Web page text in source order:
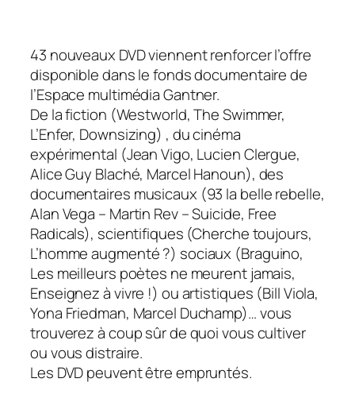
43 nouveaux DVD viennent renforcer l’offre
disponible dans le fonds documentaire de
l’Espace multimédia Gantner.
De la fiction (Westworld, The Swimmer,
L’Enfer, Downsizing) , du cinéma
expérimental (Jean Vigo, Lucien Clergue,
Alice Guy Blaché, Marcel Hanoun), des
documentaires musicaux (93 la belle rebelle,
Alan Vega – Martin Rev – Suicide, Free
Radicals), scientifiques (Cherche toujours,
L’homme augmenté ?) sociaux (Braguino,
Les meilleurs poètes ne meurent jamais,
Enseignez à vivre !) ou artistiques (Bill Viola,
Yona Friedman, Marcel Duchamp)… vous
trouverez à coup sûr de quoi vous cultiver
ou vous distraire.
Les DVD peuvent être empruntés.